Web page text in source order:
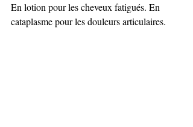
En lotion pour les cheveux fatigués. En
cataplasme pour les douleurs articulaires.